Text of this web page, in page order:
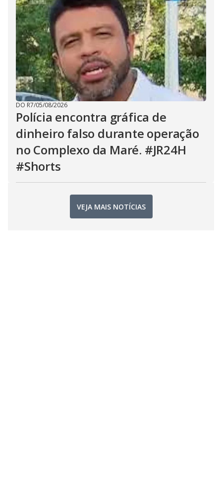
DO R7/05/08/2026
Polícia encontra gráfica de
dinheiro falso durante operação
no Complexo da Maré. #JR24H
#Shorts
VEJA MAIS NOTÍCIAS